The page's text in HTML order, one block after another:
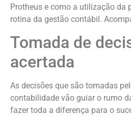
Protheus e como a utilização
rotina da gestão contábil.
Tomada de
acertada
As decisões que são tomadas
contabilidade vão guiar o rumo
fazer toda a diferença para o